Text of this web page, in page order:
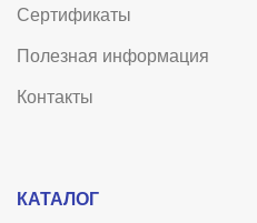
Сертификаты
Полезная информация
Контакты
КАТАЛОГ